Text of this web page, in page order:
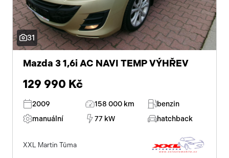
31
Mazda 3 1,6i AC NAVI TEMP VÝHŘEV
129 990 Kč
2009 158 000 km
benzin
manuální
77 kW hatchback
XXL Martin Tůma